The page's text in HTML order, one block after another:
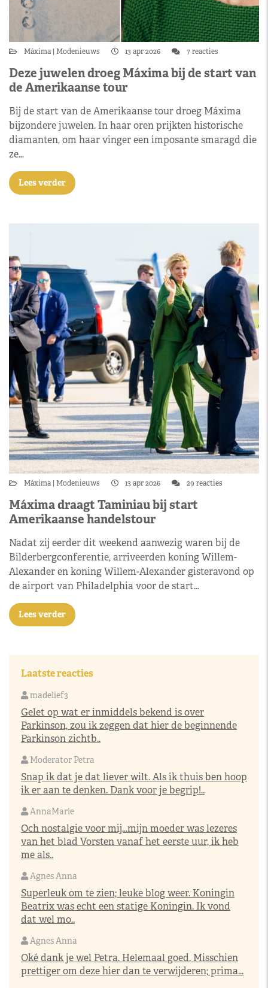
Máxima Modenieuws 13 apr 2026 7 reacties
Deze juwelen droeg Máxima bij de start van
de Amerikaanse tour
Bij de start van de Amerikaanse tour droeg Máxima
bijzondere juwelen. In haar oren prijkten historische
diamanten, om haar vinger een imposante smaragd die
ze…
Lees verder
Máxima Modenieuws 13 apr 2026 29 reacties
Máxima draagt Taminiau bij start
Amerikaanse handelstour
Nadat zij eerder dit weekend aanwezig waren bij de
Bilderbergconferentie, arriveerden koning Willem-
Alexander en koning Willem-Alexander gisteravond op
de airport van Philadelphia voor de start…
Lees verder
Laatste reacties
madelief3
Gelet op wat er inmiddels bekend is over
Parkinson, zou ik zeggen dat hier de beginnende
Parkinson zichtb..
Moderator Petra
Snap ik dat je dat liever wilt. Als ik thuis ben hoop
ik er aan te denken. Dank voor je begrip!..
AnnaMarie
Och nostalgie voor mij…mijn moeder was lezeres
van het blad Vorsten vanaf het eerste uur, ik heb
me als..
Agnes Anna
Superleuk om te zien; leuke blog weer. Koningin
Beatrix was echt een statige Koningin. Ik vond
dat wel mo..
Agnes Anna
Oké dank je wel Petra. Helemaal goed. Misschien
prettiger om deze hier dan te verwijderen; prima...